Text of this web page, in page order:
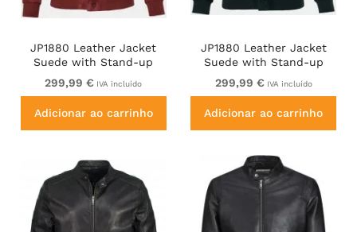
JP1880 Leather Jacket
Suede with Stand-up
Collar Red
299,99 € IVA incluído
Adicionar ao carrinho
JP1880 Leather Jacket
Suede with Stand-up
Collar Dark Green
299,99 € IVA incluído
Adicionar ao carrinho